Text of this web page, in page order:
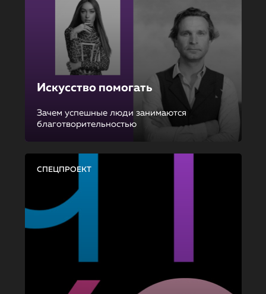
Искусство помогать
Зачем успешные люди занимаются
благотворительностью
СПЕЦПРОЕКТ